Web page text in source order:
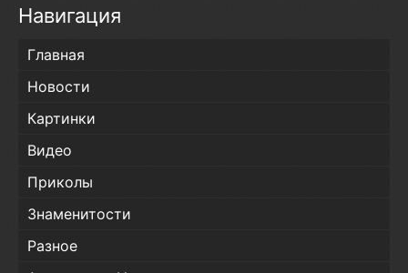
Навигация
Главная
Новости
Картинки
Видео
Приколы
Знаменитости
Разное